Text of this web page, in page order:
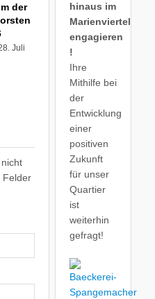
der
Juli
Felder
hinaus im
Marienviertel
engagieren
!
Ihre
Mithilfe bei
der
Entwicklung
einer
positiven
Zukunft
für unser
Quartier
ist
weiterhin
gefragt!